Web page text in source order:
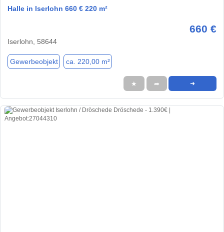
Halle in Iserlohn 660 € 220 m²
660 €
Iserlohn, 58644
Gewerbeobjekt ca. 220,00 m²
★ ➦ ➜